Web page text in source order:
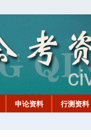
申论资料 行测资料